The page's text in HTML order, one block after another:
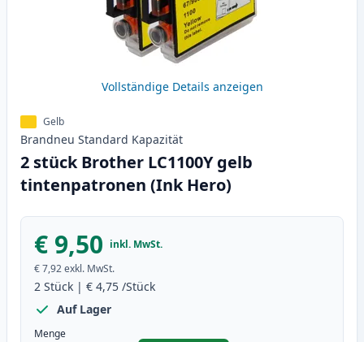
Vollständige Details anzeigen
Gelb
Brandneu Standard Kapazität
2 stück Brother LC1100Y gelb
tintenpatronen (Ink Hero)
€ 9,50 inkl. MwSt.
€ 7,92exkl. MwSt.
2 Stück | € 4,75 /Stück
Auf Lager
Menge